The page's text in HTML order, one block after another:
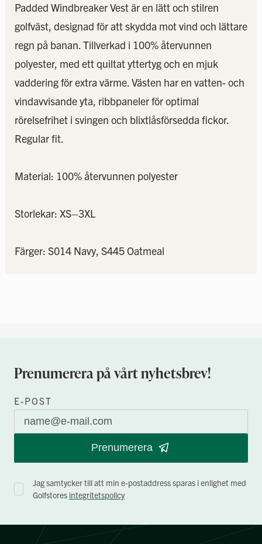
Padded Windbreaker Vest är en lätt och stilren
golfväst, designad för att skydda mot vind och lättare
regn på banan. Tillverkad i 100% återvunnen
polyester, med ett quiltat yttertyg och en mjuk
vaddering för extra värme. Västen har en vatten- och
vindavvisande yta, ribbpaneler för optimal
rörelsefrihet i svingen och blixtlåsförsedda fickor.
Regular fit.
Material: 100% återvunnen polyester
Storlekar: XS–3XL
Färger: S014 Navy, S445 Oatmeal
Prenumerera på vårt nyhetsbrev!
E-POST
Prenumerera
Jag samtycker till att min e-postaddress sparas i enlighet med
Golfstores integritetspolicy